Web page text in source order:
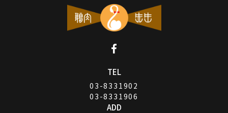
TEL
03-8331902
03-8331906
ADD
僅必需的Cookies